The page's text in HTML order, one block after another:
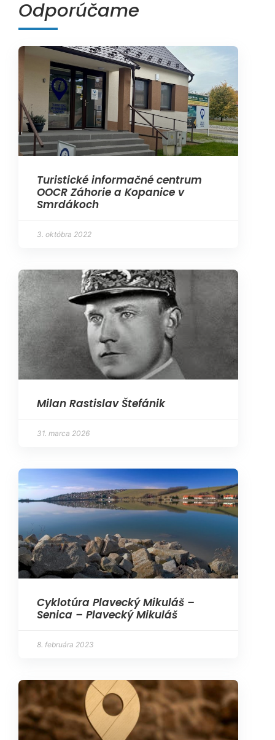
Odporúčame
Turistické informačné centrum
OOCR Záhorie a Kopanice v
Smrdákoch
3. októbra 2022
Milan Rastislav Štefánik
31. marca 2026
Cyklotúra Plavecký Mikuláš –
Senica – Plavecký Mikuláš
8. februára 2023